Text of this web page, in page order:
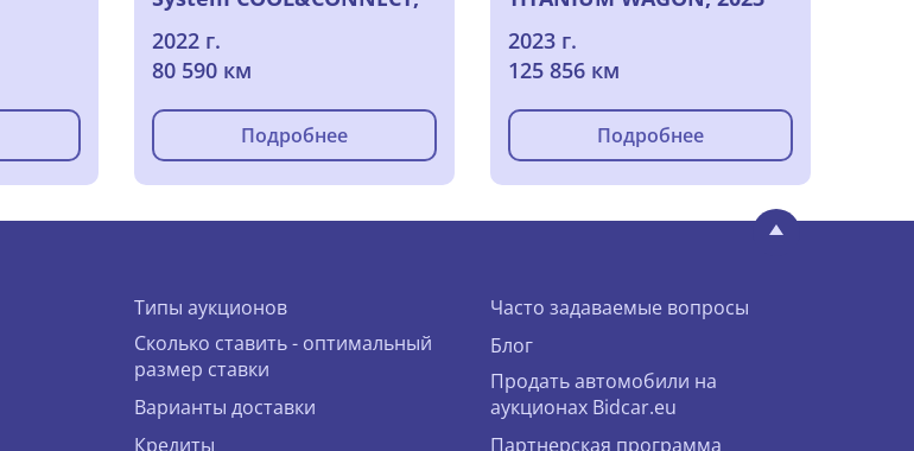
2022
2022 г.
80 590 км
Подробнее
2023 г.
125 856 км
Подробнее
Типы аукционов
Сколько ставить - оптимальный
размер ставки
Варианты доставки
Кредиты
Часто задаваемые вопросы
Блог
Продать автомобили на
аукционах Bidcar.eu
Партнерская программа